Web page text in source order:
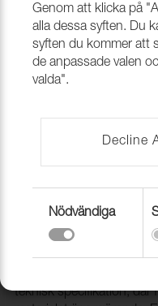
Konstläder Nyx
2133022
teknisk specifikation, där
Genom att klicka på
alla dessa syften. Du
syften du kommer att
de anpassade valen
valda".
Decline
Nödvändiga